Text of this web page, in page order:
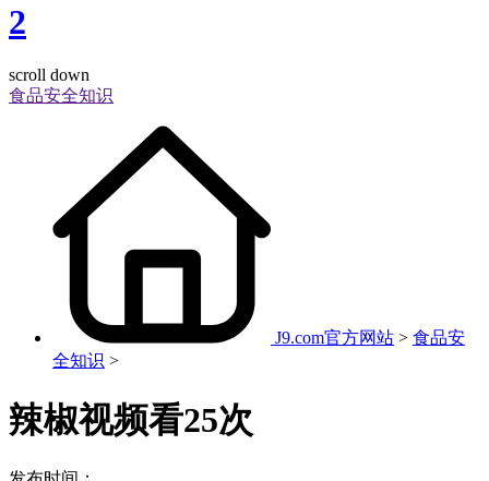
2
scroll down
食品安全知识
J9.com官方网站 > 食品安
全知识 >
辣椒视频看25次